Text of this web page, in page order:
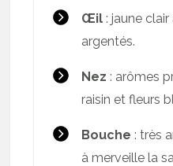
Œil: jaune clair
argentés.
Nez : arômes
raisin et fleurs
Bouche : très
à merveille la